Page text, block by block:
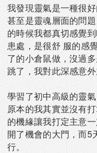
我發現靈氣是一種很
甚至是靈魂層面的問
的時候我都真切感覺
患處，是很舒 服的感
了的小倉鼠做，沒過
跳了，我對此深感意外
學習了初中高級的靈
原本的我其實並沒有
的機緣讓我打定主意
開了機會的大門，而5
行。